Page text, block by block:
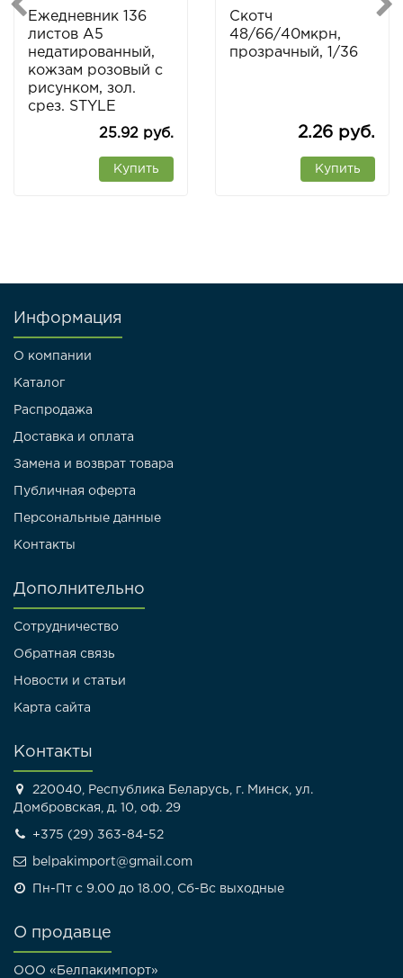
Ежедневник 136
листов А5
недатированный,
кожзам розовый с
рисунком, зол.
срез. STYLE
25.92 руб.
Купить
Скотч
48/66/40мкрн,
прозрачный, 1/36
2.26 руб.
Купить
Информация
О компании
Каталог
Распродажа
Доставка и оплата
Замена и возврат товара
Публичная оферта
Персональные данные
Контакты
Дополнительно
Сотрудничество
Обратная связь
Новости и статьи
Карта сайта
Контакты
220040, Республика Беларусь, г. Минск, ул.
Домбровская, д. 10, оф. 29
+375 (29) 363-84-52
belpakimport@gmail.com
Пн-Пт с 9.00 до 18.00, Сб-Вс выходные
О продавце
ООО «Белпакимпорт»